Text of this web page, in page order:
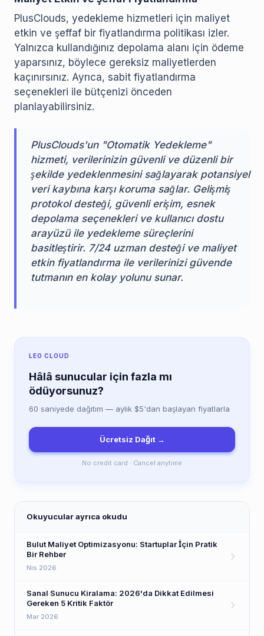
PlusClouds, yedekleme hizmetleri için maliyet
etkin ve şeffaf bir fiyatlandırma politikası izler.
Yalnızca kullandığınız depolama alanı için ödeme
yaparsınız, böylece gereksiz maliyetlerden
kaçınırsınız. Ayrıca, sabit fiyatlandırma
seçenekleri ile bütçenizi önceden
planlayabilirsiniz.
PlusClouds'un "Otomatik Yedekleme"
hizmeti, verilerinizin güvenli ve düzenli bir
şekilde yedeklenmesini sağlayarak potansiyel
veri kaybına karşı koruma sağlar. Gelişmiş
protokol desteği, güvenli erişim, esnek
depolama seçenekleri ve kullanıcı dostu
arayüzü ile yedekleme süreçlerini
basitleştirir. 7/24 uzman desteği ve maliyet
etkin fiyatlandırma ile verilerinizi güvende
tutmanın en kolay yolunu sunar.
LEO CLOUD
Hâlâ sunucular için fazla mı
ödüyorsunuz?
60 saniyede dağıtım — aylık $5'dan başlayan fiyatlarla
Ücretsiz Dağıt →
No credit card · Cancel anytime
Okuyucular ayrıca okudu
Bulut Maliyet Optimizasyonu: Startuplar İçin Pratik
Bir Rehber
Nis 2026
Sanal Sunucu Kiralama: 2026'da Dikkat Edilmesi
Gereken 5 Kritik Faktör
Mar 2026